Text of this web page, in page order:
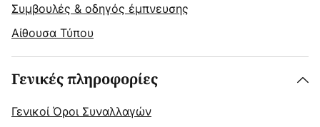
Συμβουλές & οδηγός έμπνευσης
Αίθουσα Τύπου
Γενικές πληροφορίες
Γενικοί Όροι Συναλλαγών